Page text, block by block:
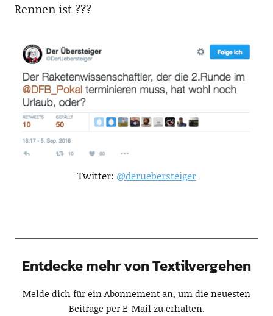
Rennen ist ???
Twitter: @deruebersteiger
Entdecke mehr von Textilvergehen
Melde dich für ein Abonnement an, um die neuesten
Beiträge per E-Mail zu erhalten.